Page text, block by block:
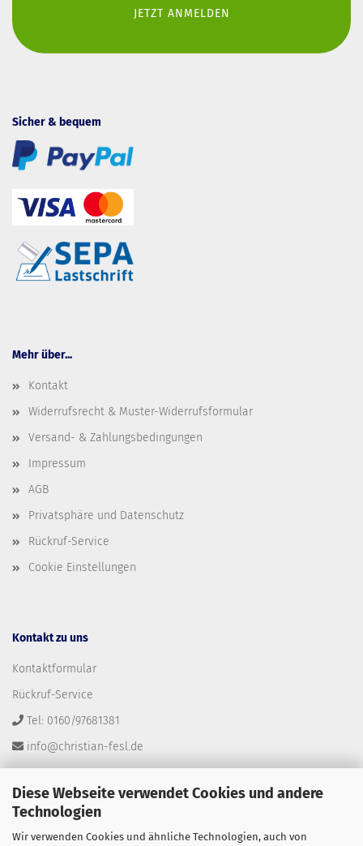
Diese Webseite verwendet Cookies und andere
Technologien
Wir verwenden Cookies und ähnliche Technologien, auch von
Sicher & bequem
Mehr über...
Kontakt
Widerrufsrecht & Muster-Widerrufsformular
Versand- & Zahlungsbedingungen
Impressum
AGB
Privatsphäre und Datenschutz
Rückruf-Service
Cookie Einstellungen
Kontakt zu uns
Kontaktformular
Rückruf-Service
Tel: 0160/97681381
info@christian-fesl.de